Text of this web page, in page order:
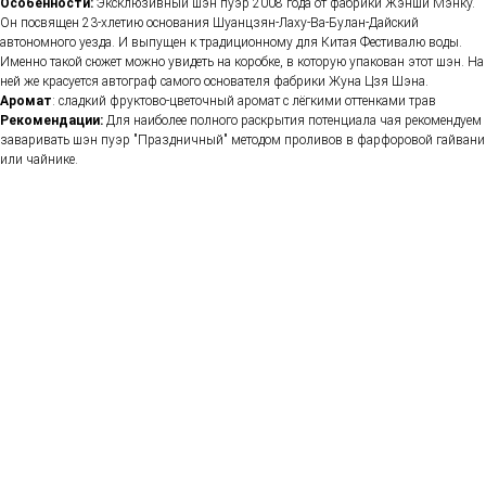
Он посвящен 23-хлетию основания Шуанцзян-Лаху-Ва-Булан-Дайский
автономного уезда. И выпущен к традиционному для Китая Фестивалю воды.
Именно такой сюжет можно увидеть на коробке, в которую упакован этот шэн. На
ней же красуется автограф самого основателя фабрики Жуна Цзя Шэна.
Аромат: сладкий фруктово-цветочный аромат с лёгкими оттенками трав
Рекомендации: Для наиболее полного раскрытия потенциала чая рекомендуем
заваривать шэн пуэр "Праздничный" методом проливов в фарфоровой гайвани
или чайнике.